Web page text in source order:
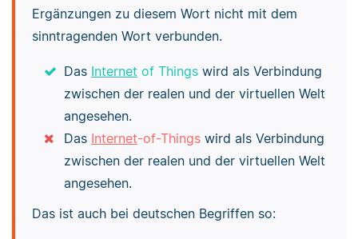
Ergänzungen zu diesem Wort nicht mit dem
sinntragenden Wort verbunden.
Das Internet of Thingswird als Verbindung
zwischen der realen und der virtuellen Welt
angesehen.
Das Internet-of-Thingswird als Verbindung
zwischen der realen und der virtuellen Welt
angesehen.
Das ist auch bei deutschen Begriffen so: